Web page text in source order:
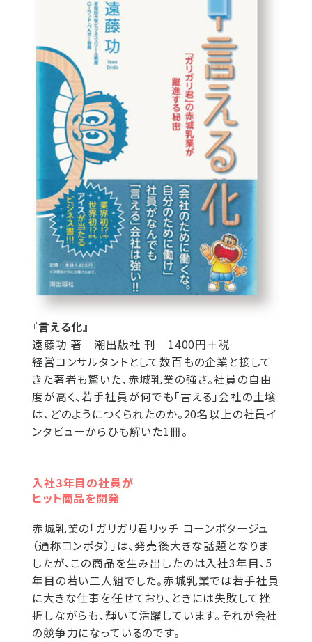
『言える化』
遠藤功 著 潮出版社 刊 1400円＋税
経営コンサルタントとして数百もの企業と接して
きた著者も驚いた、赤城乳業の強さ。社員の自由
度が高く、若手社員が何でも「言える」会社の土壌
は、どのようにつくられたのか。20名以上の社員イ
ンタビューからひも解いた1冊。
入社3年目の社員が
ヒット商品を開発
赤城乳業の「ガリガリ君リッチ コーンポタージュ
（通称コンポタ）」は、発売後大きな話題となりま
したが、この商品を生み出したのは入社3年目、5
年目の若い二人組でした。赤城乳業では若手社員
に大きな仕事を任せており、ときには失敗して挫
折しながらも、輝いて活躍しています。それが会社
の競争力になっているのです。